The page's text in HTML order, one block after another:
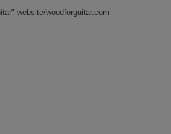
website/woodforguitar.com